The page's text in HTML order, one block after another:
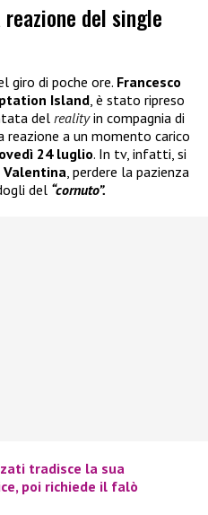
del single
giro di poche ore. Francesco
Island, è stato ripreso
del realityin compagnia di
reazione a un momento carico
24 luglio. In tv, infatti, si
Valentina, perdere la pazienza
del “cornuto”.
tradisce la sua
poi richiede il falò